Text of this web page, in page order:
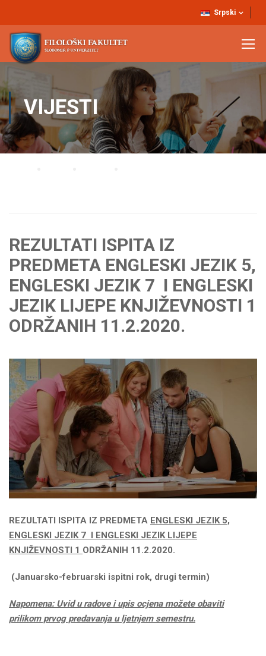
Srpski
VIJESTI
REZULTATI ISPITA IZ
PREDMETA ENGLESKI JEZIK 5,
ENGLESKI JEZIK 7 I ENGLESKI
JEZIK LIJEPE KNJIŽEVNOSTI 1
ODRŽANIH 11.2.2020.
REZULTATI ISPITA IZ PREDMETA ENGLESKI JEZIK 5,
ENGLESKI JEZIK 7 I ENGLESKI JEZIK LIJEPE
KNJIŽEVNOSTI 1 ODRŽANIH 11.2.2020.
(Januarsko-februarski ispitni rok, drugi termin)
Napomena: Uvid u radove i upis ocjena možete obaviti
prilikom prvog predavanja u ljetnjem semestru.